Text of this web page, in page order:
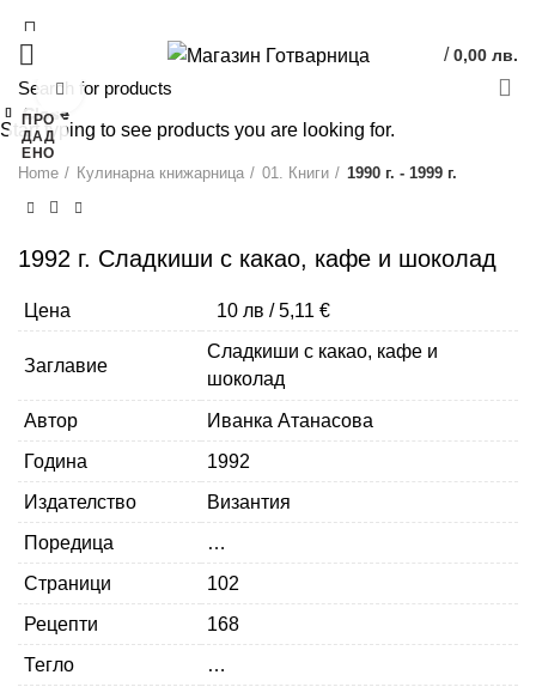
/ 0,00 лв.
Click to enlarge
Home Кулинарна книжарница 01. Книги 1990 г. - 1999 г.
1992 г. Сладкиши с какао, кафе и шоколад
Цена 10 лв / 5,11 €
Заглавие
Сладкиши с какао, кафе и
шоколад
Автор
Иванка Атанасова
Година
1992
Издателство
Византия
Поредица
…
Страници
102
Рецепти
168
Тегло
…
Close
ПРО
ДАД
ЕНО
Close
Close
Close
Start typing to see products you are looking for.